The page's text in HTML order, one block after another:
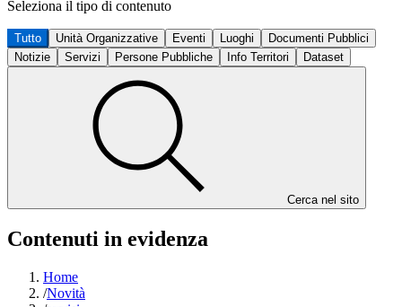
Seleziona il tipo di contenuto
Tutto Unità Organizzative Eventi Luoghi
Documenti Pubblici
Notizie
Servizi Persone Pubbliche Info Territori Dataset
Cerca nel sito
Contenuti in evidenza
Home
/Novità